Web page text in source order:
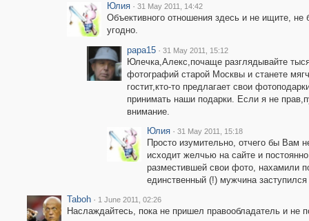
Юлия · 31 May 2011, 14:42
Объективного отношения здесь и не ищите, не
угодно.
papa15 · 31 May 2011, 15:12
Юлечка,Алекс,почаще разглядывайте
фотографий старой Москвы и станете
гостит,кто-то предлагает свои
принимать наши подарки. Если я не
внимание.
Юлия · 31 May 2011, 15:18
Просто изумительно, отчего бы Вам
исходит желчью на сайте и
разместившей свои фото, нахамили
единственный (!) мужчина заступился
Taboh · 1 June 2011, 02:26
Наслаждайтесь, пока не пришел правообладатель и не